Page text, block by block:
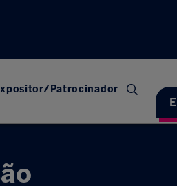
Patrocinador